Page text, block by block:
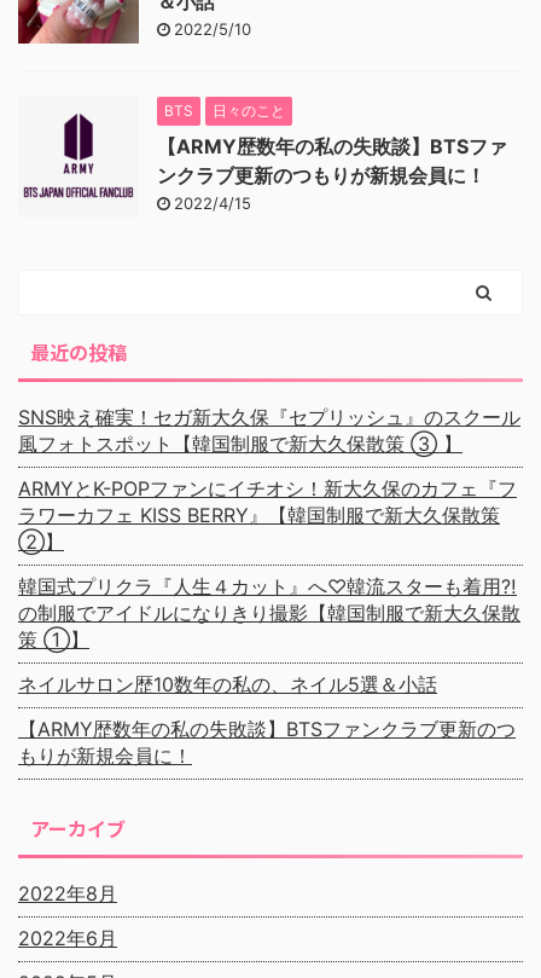
2022/5/10
BTS 日々のこと
【ARMY歴数年の私の失敗談】BTSファ
ンクラブ更新のつもりが新規会員に！
2022/4/15
最近の投稿
SNS映え確実！セガ新大久保『セプリッシュ』のスクール
風フォトスポット【韓国制服で新大久保散策 ③ 】
ARMYとK-POPファンにイチオシ！新大久保のカフェ『フ
ラワーカフェ KISS BERRY』【韓国制服で新大久保散策
②】
韓国式プリクラ『人生４カット』へ♡韓流スターも着用⁈
の制服でアイドルになりきり撮影【韓国制服で新大久保散
策 ①】
ネイルサロン歴10数年の私の、ネイル5選＆小話
【ARMY歴数年の私の失敗談】BTSファンクラブ更新のつ
もりが新規会員に！
アーカイブ
2022年8月
2022年6月